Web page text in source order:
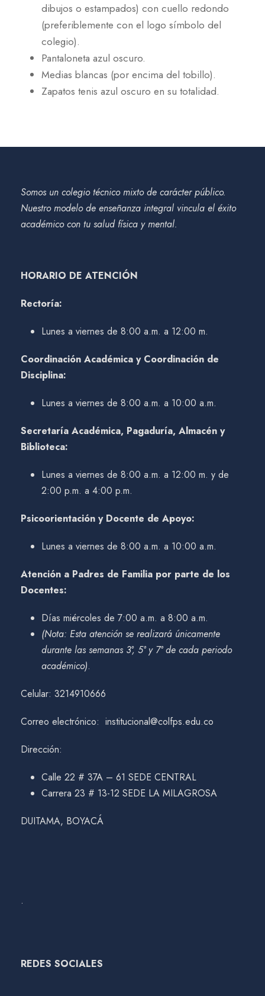
dibujos o estampados) con cuello redondo
(preferiblemente con el logo símbolo del
colegio).
Pantaloneta azul oscuro.
Medias blancas (por encima del tobillo).
Zapatos tenis azul oscuro en su totalidad.
Somos un colegio técnico mixto de carácter público.
Nuestro modelo de enseñanza integral vincula el éxito
académico con tu salud física y mental.
HORARIO DE ATENCIÓN
Rectoría:
Lunes a viernes de 8:00 a.m. a 12:00 m.
Coordinación Académica y Coordinación de
Disciplina:
Lunes a viernes de 8:00 a.m. a 10:00 a.m.
Secretaría Académica, Pagaduría, Almacén y
Biblioteca:
Lunes a viernes de 8:00 a.m. a 12:00 m. y de
2:00 p.m. a 4:00 p.m.
Psicoorientación y Docente de Apoyo:
Lunes a viernes de 8:00 a.m. a 10:00 a.m.
Atención a Padres de Familia por parte de los
Docentes:
Días miércoles de 7:00 a.m. a 8:00 a.m.
(Nota: Esta atención se realizará únicamente
durante las semanas 3°, 5° y 7° de cada periodo
académico).
Celular: 3214910666
Correo electrónico: institucional@colfps.edu.co
Dirección:
Calle 22 # 37A – 61 SEDE CENTRAL
Carrera 23 # 13-12 SEDE LA MILAGROSA
DUITAMA, BOYACÁ
.
REDES SOCIALES